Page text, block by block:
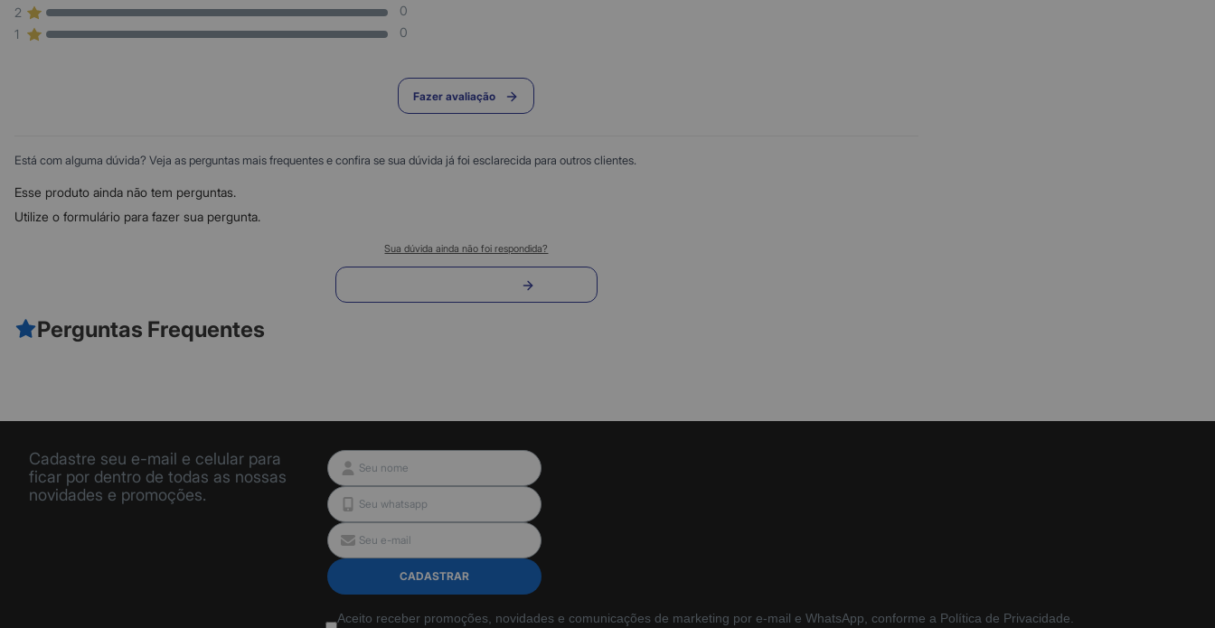
2
0
1
0
Fazer avaliação
Está com alguma dúvida? Veja as perguntas mais frequentes e confira se sua dúvida já foi esclarecida para outros clientes.
Esse produto ainda não tem perguntas.
Utilize o formulário para fazer sua pergunta.
Sua dúvida ainda não foi respondida?
Perguntas Frequentes
Cadastre seu e-mail e celular para
ficar por dentro de todas as nossas
novidades e promoções.
CADASTRAR
Aceito receber promoções, novidades e comunicações de marketing por e-mail e WhatsApp, conforme a Política de Privacidade.